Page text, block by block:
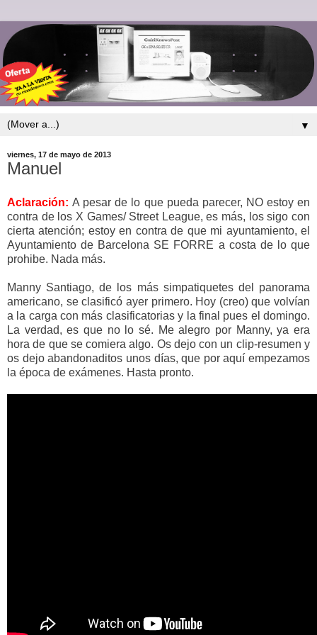
▼
viernes, 17 de mayo de 2013
Manuel
Aclaración:A pesar de lo que pueda parecer, NO estoy en
contra de los X Games/ Street League, es más, los sigo con
cierta atención; estoy en contra de que mi ayuntamiento, el
Ayuntamiento de Barcelona SE FORRE a costa de lo que
prohibe. Nada más.
Manny Santiago, de los más simpatiquetes del panorama
americano, se clasificó ayer primero. Hoy (creo) que volvían
a la carga con más clasificatorias y la final pues el domingo.
La verdad, es que no lo sé. Me alegro por Manny, ya era
hora de que se comiera algo. Os dejo con un clip-resumen y
os dejo abandonaditos unos días, que por aquí empezamos
la época de exámenes. Hasta pronto.